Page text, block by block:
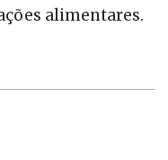
alimentares.